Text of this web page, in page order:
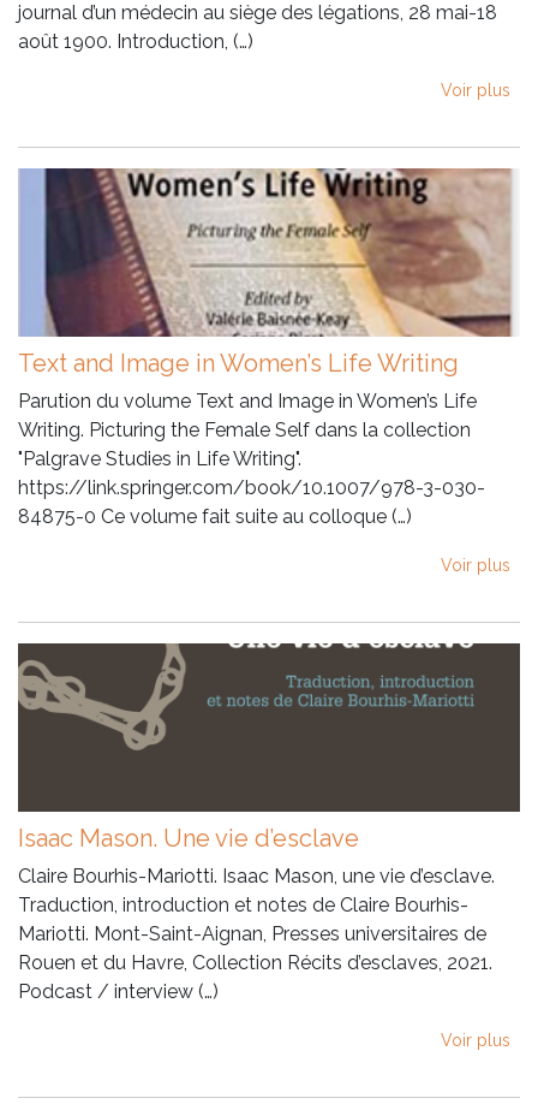
journal d’un médecin au siège des légations, 28 mai-18
août 1900. Introduction, (…)
Voir plus
Text and Image in Women’s Life Writing
Parution du volume Text and Image in Women’s Life
Writing. Picturing the Female Self dans la collection
"Palgrave Studies in Life Writing".
https://link.springer.com/book/10.1007/978-3-030-
84875-0 Ce volume fait suite au colloque (…)
Voir plus
Isaac Mason. Une vie d’esclave
Claire Bourhis-Mariotti. Isaac Mason, une vie d’esclave.
Traduction, introduction et notes de Claire Bourhis-
Mariotti. Mont-Saint-Aignan, Presses universitaires de
Rouen et du Havre, Collection Récits d’esclaves, 2021.
Podcast / interview (…)
Voir plus